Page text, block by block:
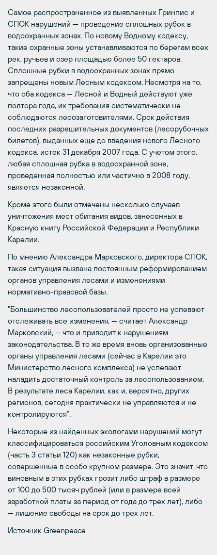
Самое распространенное из выявленных Гринпис и
СПОК нарушений — проведение сплошных рубок в
водоохранных зонах. По новому Водному кодексу,
такие охранные зоны устанавливаются по берегам всех
рек, ручьев и озер площадью более 50 гектаров.
Сплошные рубки в водоохранных зонах прямо
запрещены новым Лесным кодексом. Несмотря на то,
что оба кодекса — Лесной и Водный действуют уже
полтора года, их требования систематически не
соблюдаются лесозаготовителями. Срок действия
последних разрешительных документов (лесорубочных
билетов), выданных еще до введения нового Лесного
кодекса, истек 31 декабря 2007 года. С учетом этого,
любая сплошная рубка в водоохранной зоне,
проведенная полностью или частично в 2008 году,
является незаконной.
Кроме этого были отмечены несколько случаев
уничтожения мест обитания видов, занесенных в
Красную книгу Российской Федерации и Республики
Карелии.
По мнению Александра Марковского, директора СПОК,
такая ситуация вызвана постоянным реформированием
органов управления лесами и изменениями
нормативно-правовой базы.
"Большинство лесопользователей просто не успевают
отслеживать все изменения, — считает Александр
Марковский, — что и приводит к нарушениям
законодательства. В то же время вновь организованные
органы управления лесами (сейчас в Карелии это
Министерство лесного комплекса) не успевают
наладить достаточный контроль за лесопользованием.
В результате леса Карелии, как и, вероятно, других
регионов, сегодня практически не управляются и не
контролируются".
Некоторые из найденных экологами нарушений могут
классифицироваться российским Уголовным кодексом
(часть 3 статьи 120) как незаконные рубки,
совершенные в особо крупном размере. Это значит, что
виновным в этих рубках грозит либо штраф в размере
от 100 до 500 тысяч рублей (или в размере всей
заработной платы за период от года до трех лет), либо
— лишение свободы на срок до трех лет.
Источник Greenpeace